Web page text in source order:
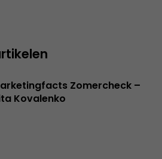
Zomercheck –
Kovalenko